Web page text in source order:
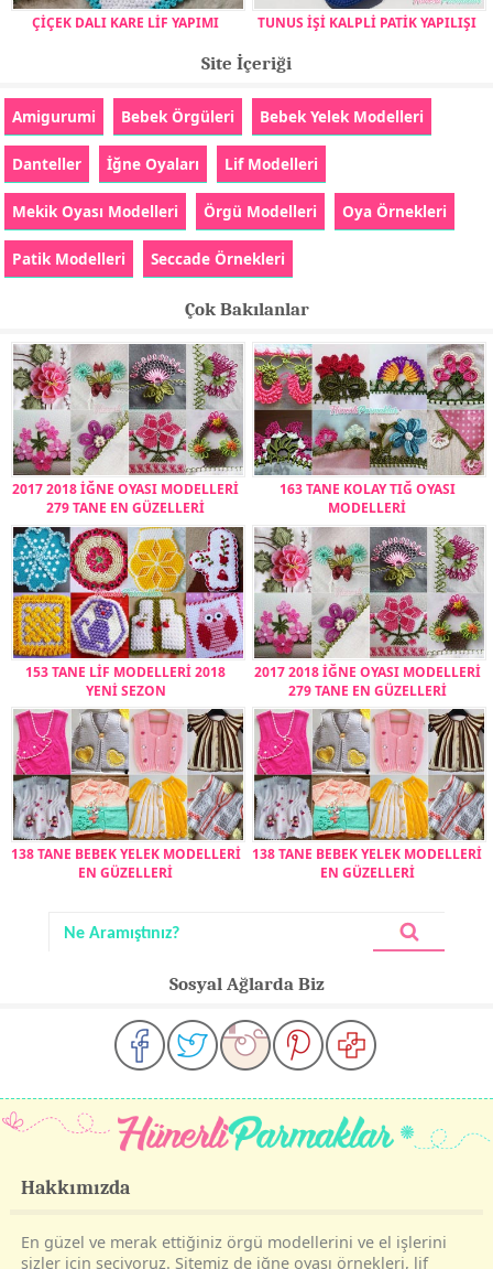
ÇİÇEK DALI KARE LİF YAPIMI TUNUS İŞİ KALPLİ PATİK YAPILIŞI
Site İçeriği
Amigurumi Bebek Örgüleri Bebek Yelek Modelleri
Danteller İğne Oyaları Lif Modelleri
Mekik Oyası Modelleri Örgü Modelleri Oya Örnekleri
Patik Modelleri Seccade Örnekleri
Çok Bakılanlar
2017 2018 İĞNE OYASI MODELLERİ
279 TANE EN GÜZELLERİ
163 TANE KOLAY TIĞ OYASI
MODELLERİ
153 TANE LİF MODELLERİ 2018
YENİ SEZON
2017 2018 İĞNE OYASI MODELLERİ
279 TANE EN GÜZELLERİ
138 TANE BEBEK YELEK MODELLERİ
EN GÜZELLERİ
138 TANE BEBEK YELEK MODELLERİ
EN GÜZELLERİ
Sosyal Ağlarda Biz
Hakkımızda
En güzel ve merak ettiğiniz örgü modellerini ve el işlerini
sizler için seçiyoruz. Sitemiz de iğne oyası örnekleri, lif